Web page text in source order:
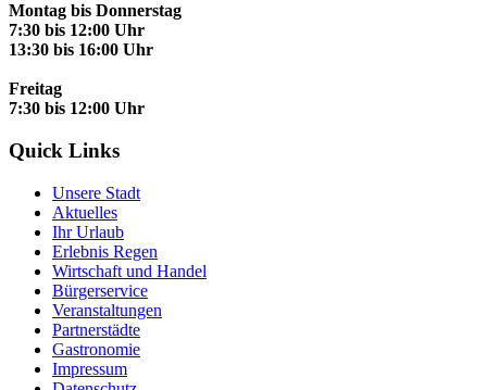
Montag bis Donnerstag
7:30 bis 12:00 Uhr
13:30 bis 16:00 Uhr
Freitag
7:30 bis 12:00 Uhr
Quick Links
Unsere Stadt
Aktuelles
Ihr Urlaub
Erlebnis Regen
Wirtschaft und Handel
Bürgerservice
Veranstaltungen
Partnerstädte
Gastronomie
Impressum